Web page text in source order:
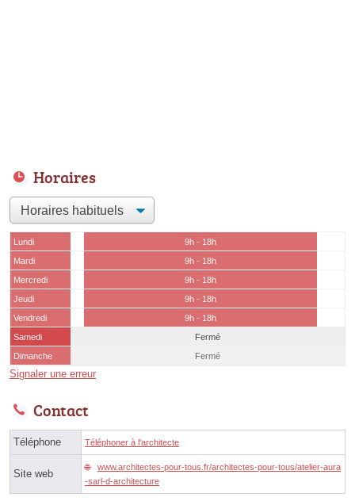
Horaires
Lundi
9h - 18h
Mardi
9h - 18h
Mercredi
9h - 18h
Jeudi
9h - 18h
Vendredi
9h - 18h
Samedi
Fermé
Dimanche
Fermé
Signaler une erreur
Contact
Téléphone Téléphoner à l'architecte
Site web
www.architectes-pour-tous.fr/architectes-pour-tous/atelier-aura
-sarl-d-architecture